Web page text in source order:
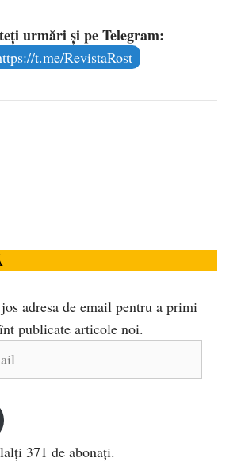
urmări și pe Telegram:
t.me/RevistaRost
adresa de email pentru a primi
publicate articole noi.
371 de abonați.